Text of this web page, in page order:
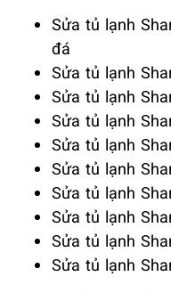
Sửa tủ lạnh
đá
Sửa tủ lạnh
Sửa tủ lạnh
Sửa tủ lạnh
Sửa tủ lạnh
Sửa tủ lạnh
Sửa tủ lạnh
Sửa tủ lạnh
Sửa tủ lạnh
Sửa tủ lạnh